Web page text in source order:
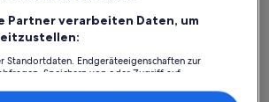
ganz nach deinem
Partner verarbeiten Daten, um
Standortdaten. Endgeräteeigenschaften zur
Speichern von oder Zugriff auf
Werbeleistung und der Performance von Inhalten,